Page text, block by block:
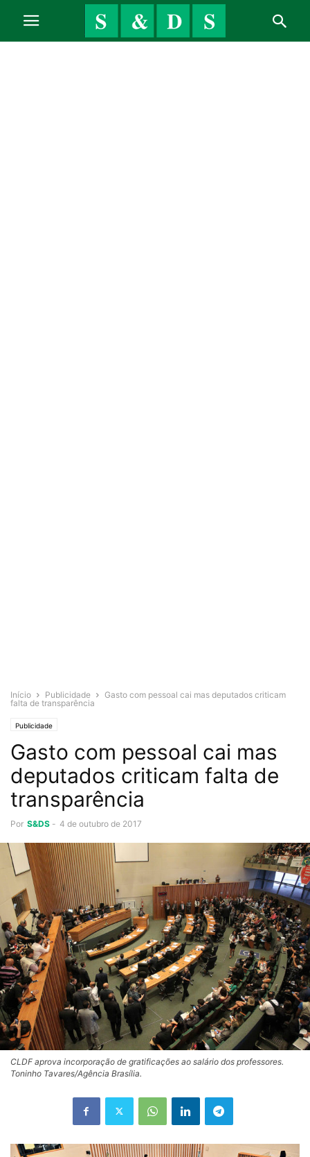
Início Publicidade
Gasto com pessoal cai mas deputados criticam
falta de transparência
Publicidade
Gasto com pessoal cai mas
deputados criticam falta de
transparência
Por S&DS - 4 de outubro de 2017
CLDF aprova incorporação de gratificações ao salário dos professores.
Toninho Tavares/Agência Brasília.